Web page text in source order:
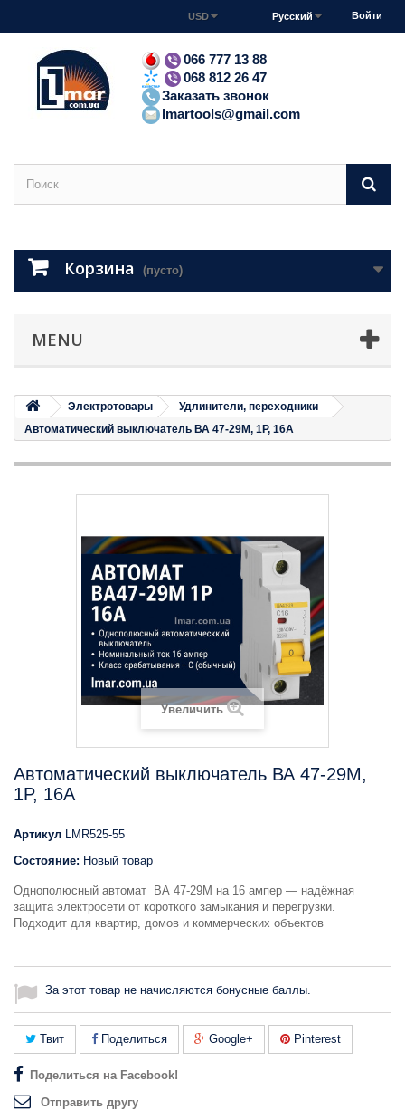
Войти
Русский
USD
066 777 13 88
068 812 26 47
Заказать звонок
lmartools@gmail.com
Корзина (пусто)
MENU
Электротовары
Удлинители, переходники
Автоматический выключатель ВА 47-29M, 1P, 16А
Увеличить
Автоматический выключатель ВА 47-29M,
1P, 16А
Артикул LMR525-55
Состояние: Новый товар
Однополюсный автомат ВА 47-29M на 16 ампер — надёжная
защита электросети от короткого замыкания и перегрузки.
Подходит для квартир, домов и коммерческих объектов
За этот товар не начисляются бонусные баллы.
Твит Поделиться Google+ Pinterest
Поделиться на Facebook!
Отправить другу